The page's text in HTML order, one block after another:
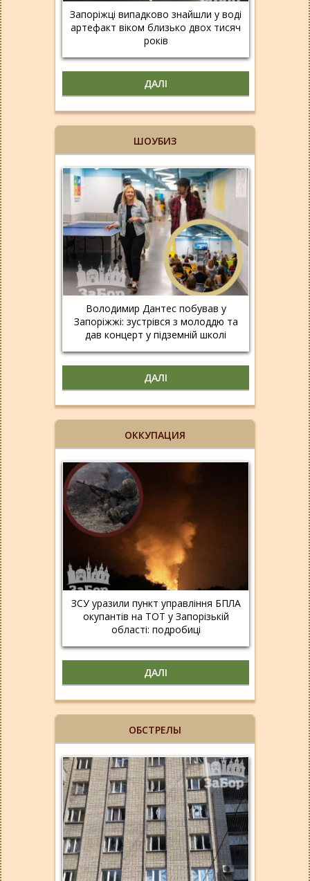
Запоріжці випадково знайшли у воді
артефакт віком близько двох тисяч
років
ДАЛІ
ШОУБИЗ
Володимир Дантес побував у
Запоріжжі: зустрівся з молоддю та
дав концерт у підземній школі
ДАЛІ
ОККУПАЦИЯ
ЗСУ уразили пункт управління БПЛА
окупантів на ТОТ у Запорізькій
області: подробиці
ДАЛІ
ОБСТРЕЛЫ